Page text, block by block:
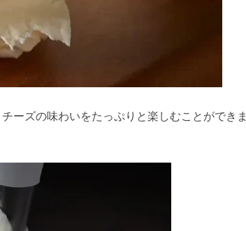
ーズの味わいをたっぷりと楽しむことができま